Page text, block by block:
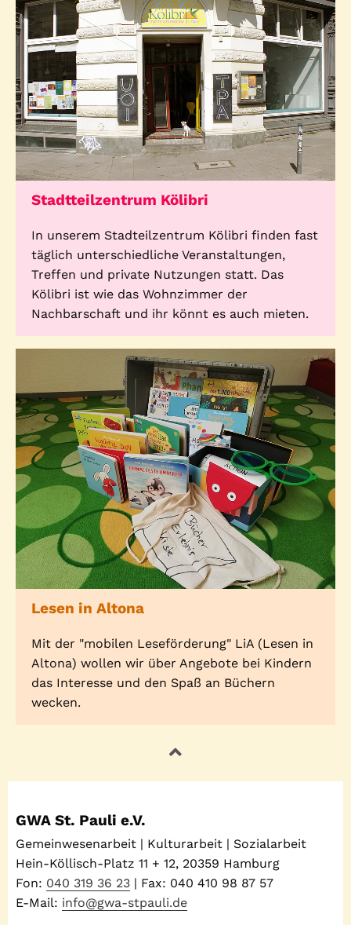
Stadtteilzentrum Kölibri
In unserem Stadteilzentrum Kölibri finden fast
täglich unterschiedliche Veranstaltungen,
Treffen und private Nutzungen statt. Das
Kölibri ist wie das Wohnzimmer der
Nachbarschaft und ihr könnt es auch mieten.
Lesen in Altona
Mit der "mobilen Leseförderung" LiA (Lesen in
Altona) wollen wir über Angebote bei Kindern
das Interesse und den Spaß an Büchern
wecken.
GWA St. Pauli e.V.
Gemeinwesenarbeit | Kulturarbeit | Sozialarbeit
Hein-Köllisch-Platz 11 + 12, 20359 Hamburg
Fon: 040 319 36 23 | Fax: 040 410 98 87 57
E-Mail: info@gwa-stpauli.de